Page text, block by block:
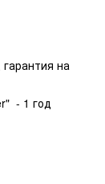
на
- 1 год